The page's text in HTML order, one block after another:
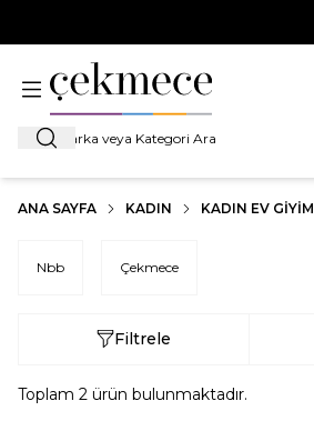
Ara
ANA SAYFA KADIN KADIN EV GIYIM
Nbb Çekmece
Filtrele
Toplam 2 ürün bulunmaktadır.